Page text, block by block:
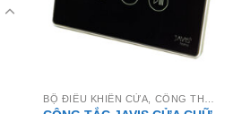
BỘ ĐIỀU KHIỂN CỬA, CỔNG THÔNG MINH